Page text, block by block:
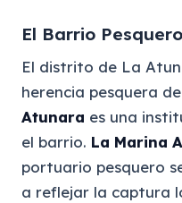
El Barrio
El distrito de La
herencia pesquera
Atunara es una
el barrio. La Marina
portuario pesquero
a reflejar la captura